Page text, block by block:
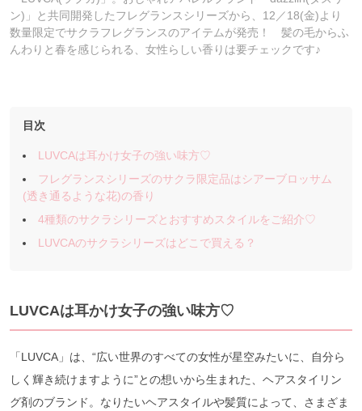
ン)」と共同開発したフレグランスシリーズから、12／18(金)より
数量限定でサクラフレグランスのアイテムが発売！ 髪の毛からふ
んわりと春を感じられる、女性らしい香りは要チェックです♪
目次
LUVCAは耳かけ女子の強い味方♡
フレグランスシリーズのサクラ限定品はシアーブロッサム
(透き通るような花)の香り
4種類のサクラシリーズとおすすめスタイルをご紹介♡
LUVCAのサクラシリーズはどこで買える？
LUVCAは耳かけ女子の強い味方♡
「LUVCA」は、“広い世界のすべての女性が星空みたいに、自分ら
しく輝き続けますように”との想いから生まれた、ヘアスタイリン
グ剤のブランド。なりたいヘアスタイルや髪質によって、さまざま